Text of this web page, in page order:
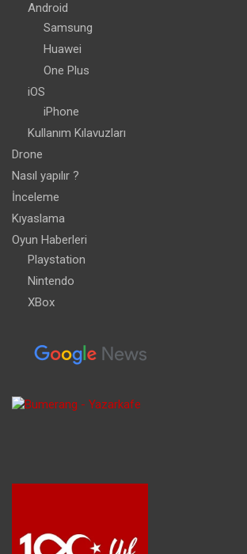
Android
Samsung
Huawei
One Plus
iOS
iPhone
Kullanım Kılavuzları
Drone
Nasıl yapılır ?
İnceleme
Kıyaslama
Oyun Haberleri
Playstation
Nintendo
XBox